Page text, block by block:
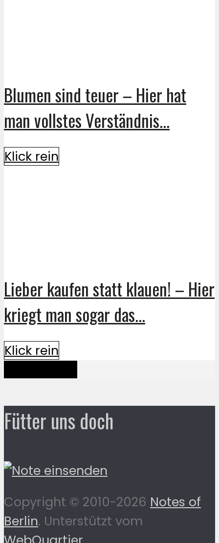
Blumen sind teuer – Hier hat
man vollstes Verständnis...
Klick rein
Lieber kaufen statt klauen! – Hier
kriegt man sogar das...
Klick rein
Fütter uns doch
Copyright © 2010-2026 Notes of
Berlin. Unterstützt vom